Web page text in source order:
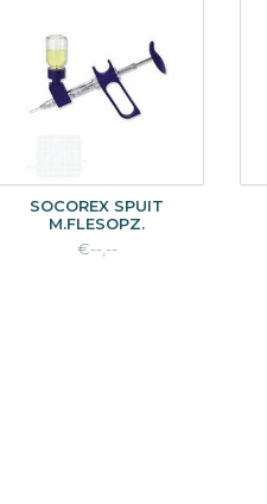
SOCOREX SPUIT
M.FLESOPZ.
€--,--